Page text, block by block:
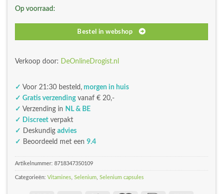
Op voorraad:
Bestel in webshop
Verkoop door: DeOnlineDrogist.nl
✓ Voor 21:30 besteld, morgen in huis
✓ Gratis verzendingvanaf € 20,-
✓ Verzending in NL & BE
✓ Discreet verpakt
✓
Deskundig advies
✓ Beoordeeld met een 9.4
Artikelnummer: 8718347350109
Categorieën: Vitamines Selenium Selenium capsules